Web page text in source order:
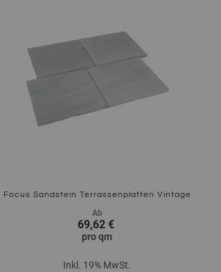
Focus Sandstein Terrassenplatten Vintage
Ab
69,62 €
proqm
Inkl. 19% MwSt.